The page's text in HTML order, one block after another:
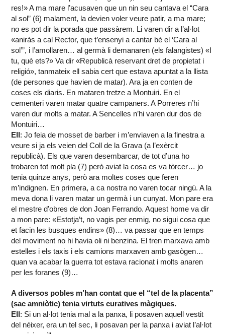
res!» A ma mare l’acusaven que un nin seu cantava el “Cara
al sol” (6) malament, la devien voler veure patir, a ma mare;
no es pot dir la porada que passàrem. Li varen dir a l’al·lot
«aniràs a cal Rector, que t’ensenyi a cantar bé el ‘Cara al
sol’”, i l’amollaren… al germà li demanaren (els falangistes) «I
tu, què ets?» Va dir «Republicà reservant dret de propietat i
religió», tanmateix ell sabia cert que estava apuntat a la llista
(de persones que havien de matar). Ara ja en conten de
coses els diaris. En mataren tretze a Montuiri. En el
cementeri varen matar quatre campaners. A Porreres n’hi
varen dur molts a matar. A Sencelles n’hi varen dur dos de
Montuiri…
Ell: Jo feia de mosset de barber i m’enviaven a la finestra a
veure si ja els veien del Coll de la Grava (a l’exèrcit
republicà). Els que varen desembarcar, de tot d’una ho
trobaren tot molt pla (7) però aviat la cosa es va tòrcer… jo
tenia quinze anys, però ara moltes coses que feren
m’indignen. En primera, a ca nostra no varen tocar ningú. A la
meva dona li varen matar un germà i un cunyat. Mon pare era
el mestre d’obres de don Joan Ferrando. Aquest home va dir
a mon pare: «Estotja’t, no vagis per enmig, no sigui cosa que
et facin les busques endins» (8)… va passar que en temps
del moviment no hi havia oli ni benzina. El tren marxava amb
estelles i els taxis i els camions marxaven amb gasògen…
quan va acabar la guerra tot estava racionat i molts anaren
per les foranes (9)…
A diversos pobles m’han contat que el “tel de la placenta”
(sac amniòtic) tenia virtuts curatives màgiques.
Ell: Si un al·lot tenia mal a la panxa, li posaven aquell vestit
del néixer, era un tel sec, li posavan per la panxa i aviat l’al·lot